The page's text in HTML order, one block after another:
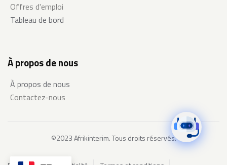
Offres d'emploi
Tableau de bord
À propos de nous
À propos de nous
Contactez-nous
©2023 Afrikinterim. Tous droits réservés.